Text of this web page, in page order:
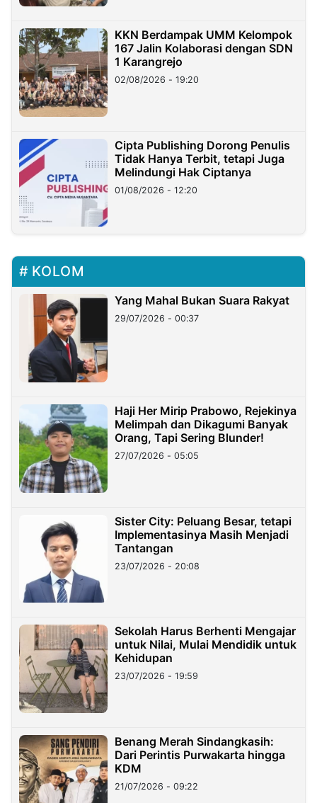
KKN Berdampak UMM Kelompok
167 Jalin Kolaborasi dengan SDN
1 Karangrejo
02/08/2026 - 19:20
Cipta Publishing Dorong Penulis
Tidak Hanya Terbit, tetapi Juga
Melindungi Hak Ciptanya
01/08/2026 - 12:20
KOLOM
Yang Mahal Bukan Suara Rakyat
29/07/2026 - 00:37
Haji Her Mirip Prabowo, Rejekinya
Melimpah dan Dikagumi Banyak
Orang, Tapi Sering Blunder!
27/07/2026 - 05:05
Sister City: Peluang Besar, tetapi
Implementasinya Masih Menjadi
Tantangan
23/07/2026 - 20:08
Sekolah Harus Berhenti Mengajar
untuk Nilai, Mulai Mendidik untuk
Kehidupan
23/07/2026 - 19:59
Benang Merah Sindangkasih:
Dari Perintis Purwakarta hingga
KDM
21/07/2026 - 09:22